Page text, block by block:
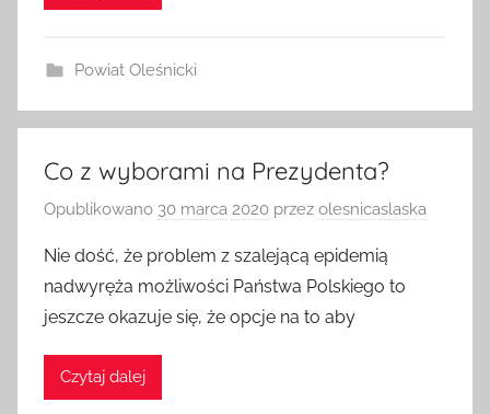
Powiat Oleśnicki
Co z wyborami na Prezydenta?
Opublikowano 30 marca 2020 przez olesnicaslaska
Nie dość, że problem z szalejącą epidemią
nadwyręża możliwości Państwa Polskiego to
jeszcze okazuje się, że opcje na to aby
Czytaj dalej